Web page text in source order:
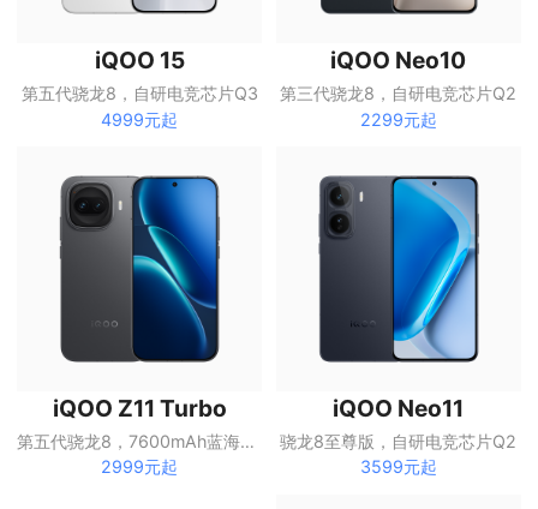
iQOO 15
第五代骁龙8，自研电竞芯片Q3
4999元起
iQOO Neo10
第三代骁龙8，自研电竞芯片Q2
2299元起
iQOO Z11 Turbo
第五代骁龙8，7600mAh蓝海电池
2999元起
iQOO Neo11
骁龙8至尊版，自研电竞芯片Q2
3599元起